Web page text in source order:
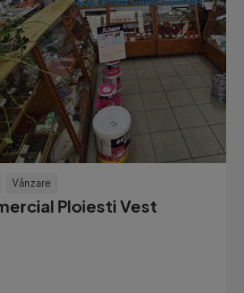
Vânzare
Ploiesti Vest